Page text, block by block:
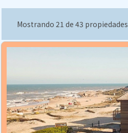
Mostrando 21 de 43 propiedades